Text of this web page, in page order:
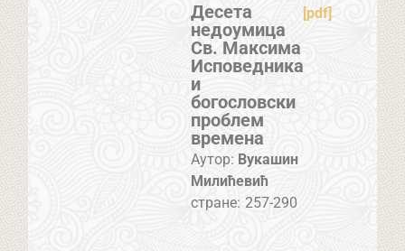
Десета
недоумица
Св. Максима
Исповедника
и
богословски
проблем
времена
[pdf]
Аутор: Вукашин
Милићевић
стране: 257-290